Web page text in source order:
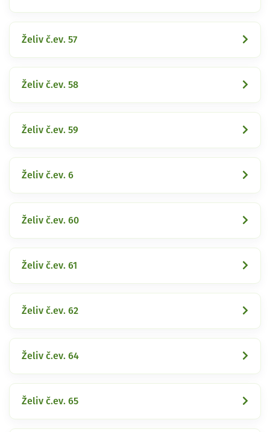
Želiv č.ev. 57
Želiv č.ev. 58
Želiv č.ev. 59
Želiv č.ev. 6
Želiv č.ev. 60
Želiv č.ev. 61
Želiv č.ev. 62
Želiv č.ev. 64
Želiv č.ev. 65